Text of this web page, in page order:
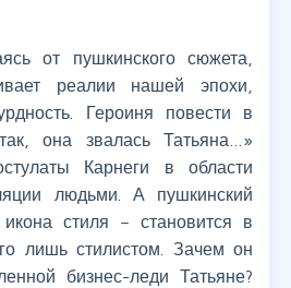
от пушкинского сюжета,
реалии нашей эпохи,
Героиня повести в
она звалась Татьяна…»
Карнеги в области
людьми. А пушкинский
стиля – становится в
лишь стилистом. Зачем он
бизнес-леди Татьяне?